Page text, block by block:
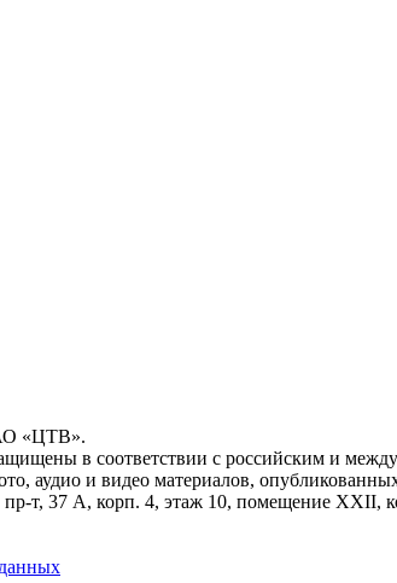
«ЦТВ».
в соответствии с российским и
аудио и видео материалов,
т, 37 А, корп. 4, этаж 10, помещение XXII,